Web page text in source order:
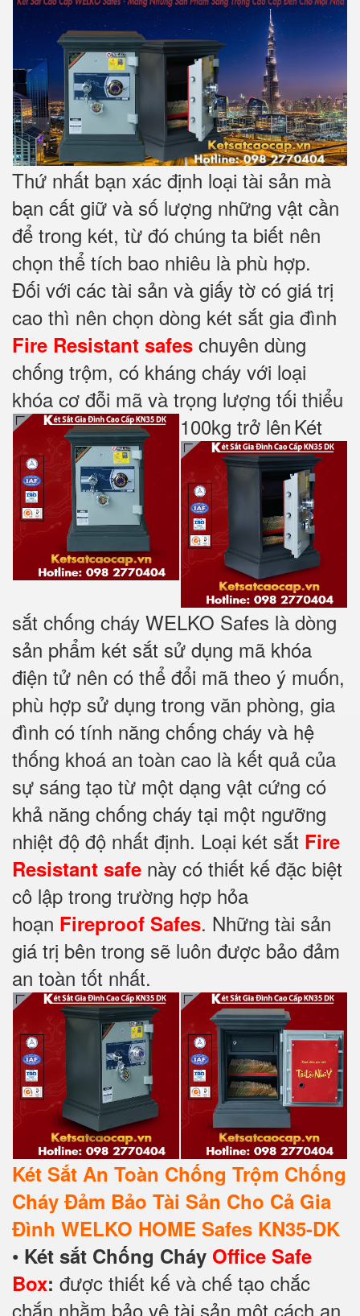
Thứ nhất bạn xác định loại tài sản mà
bạn cất giữ và số lượng những vật cần
để trong két, từ đó chúng ta biết nên
chọn thể tích bao nhiêu là phù hợp.
Đối với các tài sản và giấy tờ có giá trị
cao thì nên chọn dòng két sắt gia đình
Fire Resistant safes chuyên dùng
chống trộm, có kháng cháy với loại
khóa cơ đỗi mã và trọng lượng tối thiểu
100kg trở lên Két
sắt chống cháy WELKO Safes là dòng
sản phẩm két sắt sử dụng mã khóa
điện tử nên có thể đổi mã theo ý muốn,
phù hợp sử dụng trong văn phòng, gia
đình có tính năng chống cháy và hệ
thống khoá an toàn cao là kết quả của
sự sáng tạo từ một dạng vật cứng có
khả năng chống cháy tại một ngưỡng
nhiệt độ độ nhất định. Loại két sắt Fire
Resistant safe này có thiết kế đặc biệt
cô lập trong trường hợp hỏa
hoạn Fireproof Safes. Những tài sản
giá trị bên trong sẽ luôn được bảo đảm
an toàn tốt nhất.
Két Sắt An Toàn Chống Trộm Chống
Cháy Đảm Bảo Tài Sản Cho Cả Gia
Đình WELKO HOME Safes KN35-DK
• Két sắt Chống Cháy Office Safe
Box: được thiết kế và chế tạo chắc
chắn nhằm bảo vệ tài sản một cách an